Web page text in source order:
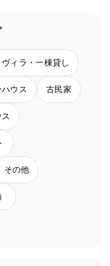
ィラ・一棟貸し
ウス 古民家
その他